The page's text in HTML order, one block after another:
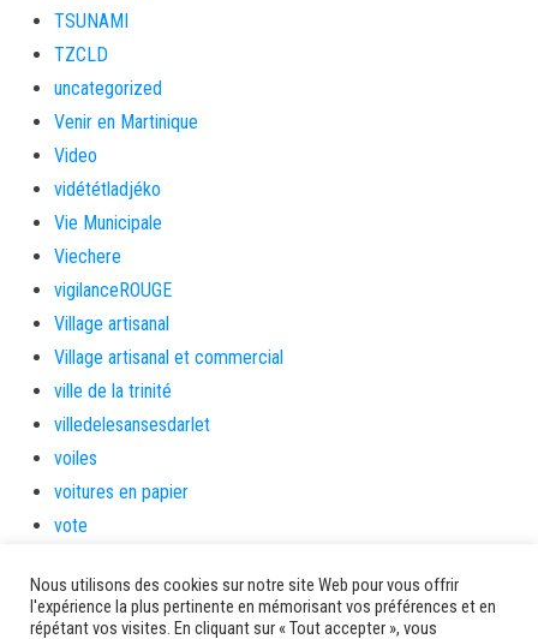
TSUNAMI
TZCLD
uncategorized
Venir en Martinique
Video
vidététladjéko
Vie Municipale
Viechere
vigilanceROUGE
Village artisanal
Village artisanal et commercial
ville de la trinité
villedelesansesdarlet
voiles
voitures en papier
vote
Ancien site AMM
Nous utilisons des cookies sur notre site Web pour vous offrir
l'expérience la plus pertinente en mémorisant vos préférences et en
répétant vos visites. En cliquant sur « Tout accepter », vous